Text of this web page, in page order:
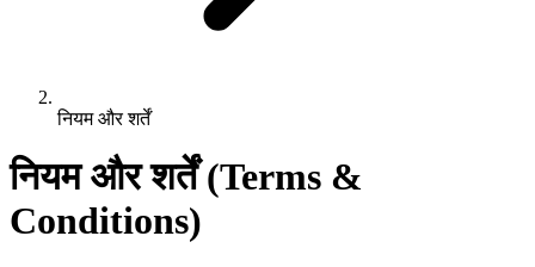
नियम और शर्तें
नियम और शर्तें (Terms &
Conditions)